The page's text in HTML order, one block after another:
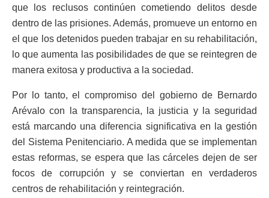
que los reclusos continúen cometiendo delitos desde
dentro de las prisiones. Además, promueve un entorno en
el que los detenidos pueden trabajar en su rehabilitación,
lo que aumenta las posibilidades de que se reintegren de
manera exitosa y productiva a la sociedad.
Por lo tanto, el compromiso del gobierno de Bernardo
Arévalo con la transparencia, la justicia y la seguridad
está marcando una diferencia significativa en la gestión
del Sistema Penitenciario. A medida que se implementan
estas reformas, se espera que las cárceles dejen de ser
focos de corrupción y se conviertan en verdaderos
centros de rehabilitación y reintegración.